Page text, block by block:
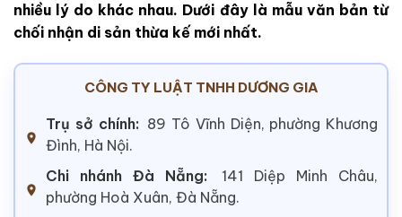
nhiều lý do khác nhau. Dưới đây là mẫu văn bản từ
chối nhận di sản thừa kế mới nhất.
CÔNG TY LUẬT TNHH DƯƠNG GIA
Trụ sở chính: 89 Tô Vĩnh Diện, phường Khương
Đình, Hà Nội.
Chi nhánh Đà Nẵng:
141 Diệp Minh Châu,
phường Hoà Xuân, Đà Nẵng.